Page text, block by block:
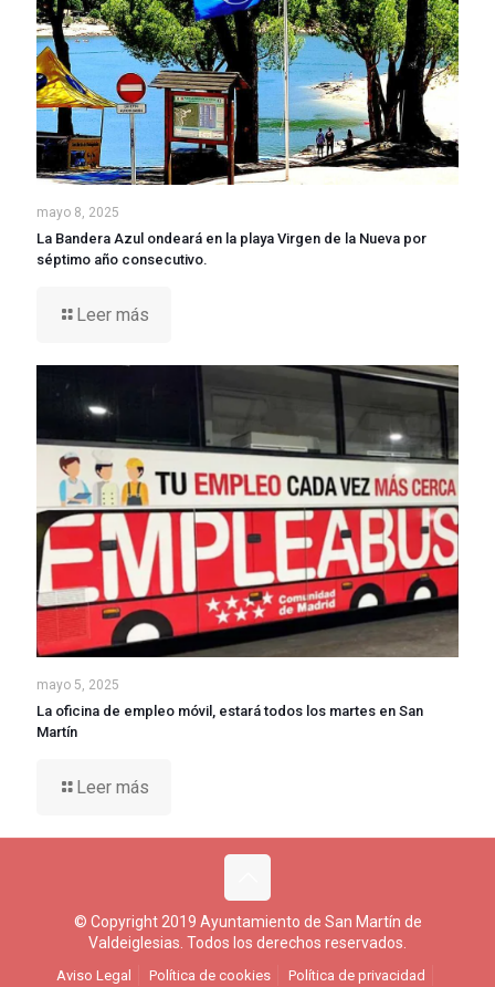
mayo 8, 2025
La Bandera Azul ondeará en la playa Virgen de la Nueva por
séptimo año consecutivo.
Leer más
mayo 5, 2025
La oficina de empleo móvil, estará todos los martes en San
Martín
Leer más
© Copyright 2019 Ayuntamiento de San Martín de
Valdeiglesias. Todos los derechos reservados.
Aviso Legal Política de cookies Política de privacidad